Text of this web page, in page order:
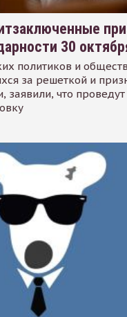
30
политиков и
за решеткой и
заявили, что проведут